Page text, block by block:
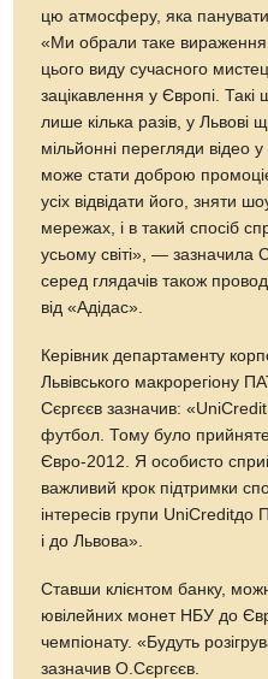
цю атмосферу, яка
«Ми обрали таке вираження
цього виду сучасного
зацікавлення у Європі. Такі
лише кілька разів, у
мільйонні перегляди відео
може стати доброю
усіх відвідати його, зняти
мережах, і в такий спосіб
усьому світі», —
серед глядачів також
від «Адідас».
Керівник департаменту
Львівського макрорегіону
Сєргєєв зазначив:
футбол. Тому було
Євро-2012. Я особисто
важливий крок підтримки
інтересів групи UniCreditдо
і до Львова».
Ставши клієнтом банку,
ювілейних монет НБУ до
чемпіонату. «Будуть
зазначив О.Сєргєєв.